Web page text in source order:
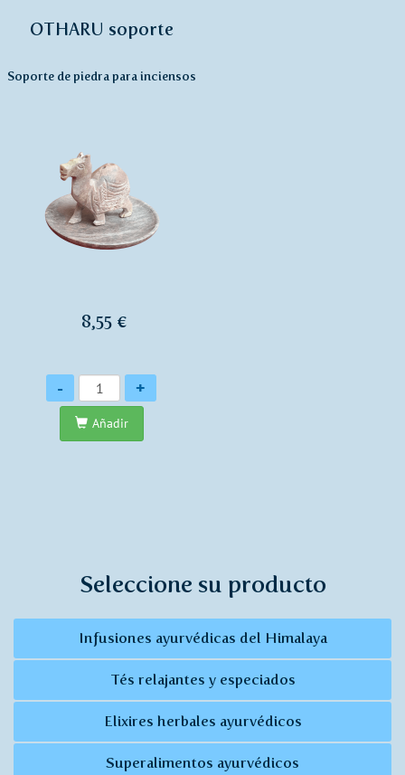
OTHARU soporte
Soporte de piedra para inciensos
8,55 €
Cantidad
- +
Añadir
Seleccione su producto
Infusiones ayurvédicas del Himalaya
Tés relajantes y especiados
Elixires herbales ayurvédicos
Superalimentos ayurvédicos